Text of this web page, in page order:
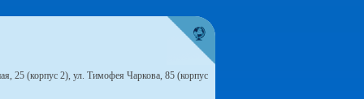
25 (корпус 2), ул. Тимофея Чаркова, 85 (корпус